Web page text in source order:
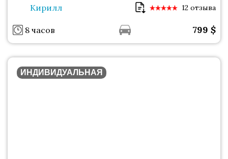
Кирилл 12 отзыва
8 часов 799 $
ИНДИВИДУАЛЬНАЯ